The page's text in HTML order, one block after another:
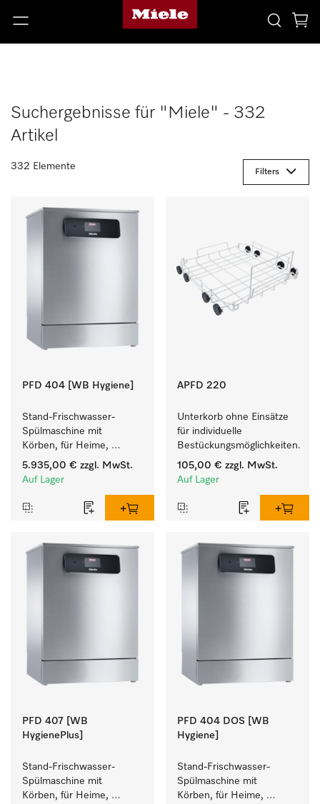
Suchergebnisse für "Miele" - 332
Artikel
332 Elemente
Filters
PFD 404 [WB Hygiene]
Stand-Frischwasser-
Spülmaschine mit
Körben, für Heime,
Kindergärten und alle, mit
hohen
5.935,00 € zzgl. MwSt.
Auf Lager
APFD 220
Unterkorb ohne Einsätze
für individuelle
Bestückungsmöglichkeiten.
105,00 € zzgl. MwSt.
Auf Lager
PFD 407 [WB
HygienePlus]
Stand-Frischwasser-
Spülmaschine mit
Körben, für Heime,
PFD 404 DOS [WB
Hygiene]
Stand-Frischwasser-
Spülmaschine mit
Körben, für Heime,